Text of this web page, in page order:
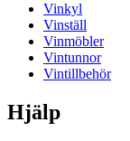
Vinkyl
Vinställ
Vinmöbler
Vintunnor
Vintillbehör
Hjälp